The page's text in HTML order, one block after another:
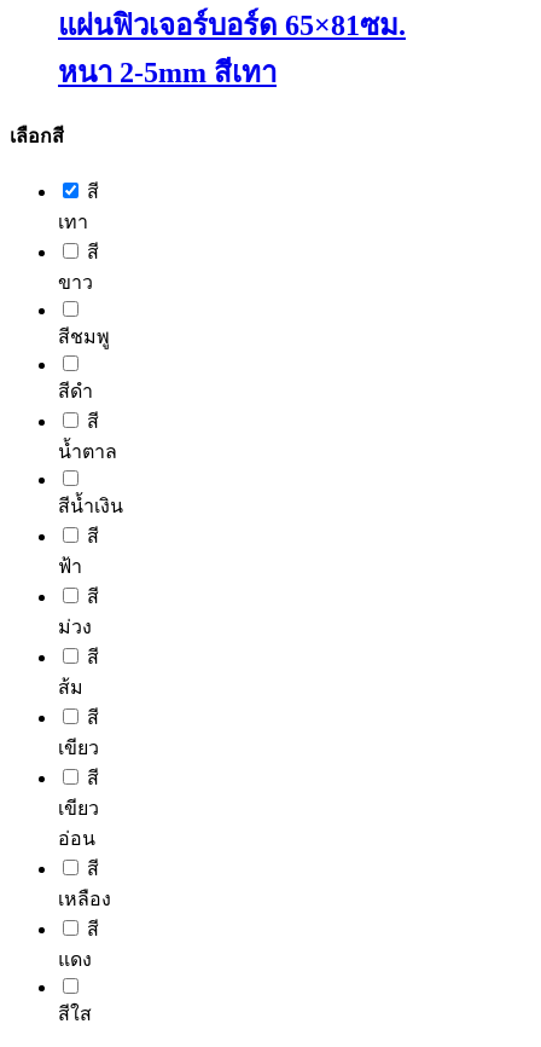
variants.
The
may
chosen
on
product
แผ่นฟิวเจอร์บอร์ด 65×81ซม.
หนา 2-5mm สีเทา
This
multiple
variants.
options
may
be
chosen
on
the
product
page
เลือกสี
สี
เทา
สี
ขาว
สีชมพู
สีดำ
สี
น้ำตาล
สีน้ำเงิน
สี
ฟ้า
สี
ม่วง
สี
ส้ม
สี
เขียว
สี
เขียว
อ่อน
สี
เหลือง
สี
แดง
สีใส